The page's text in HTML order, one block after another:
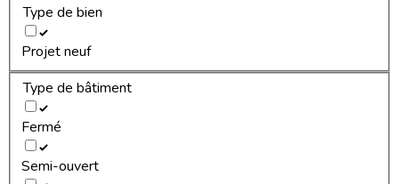
Type de bien
Projet neuf
Type de bâtiment
Fermé
Semi-ouvert